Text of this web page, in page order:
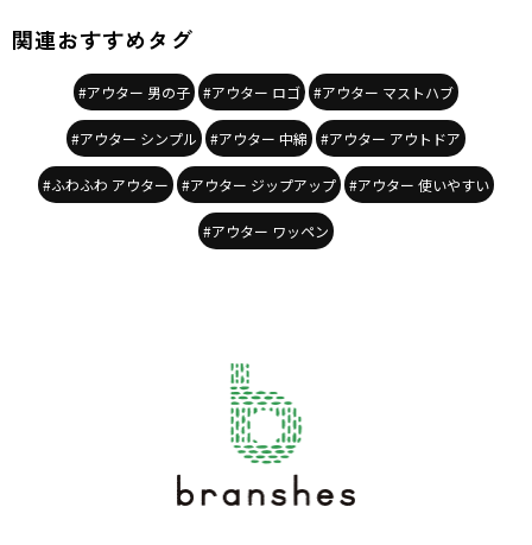
関連おすすめタグ
#アウター 男の子 #アウター ロゴ #アウター マストハブ
#アウター シンプル #アウター 中綿 #アウター アウトドア
#ふわふわ アウター #アウター ジップアップ #アウター 使いやすい
#アウター ワッペン